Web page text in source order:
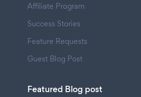
Affiliate Program
Success Stories
Feature Requests
Guest Blog Post
Featured Blog post